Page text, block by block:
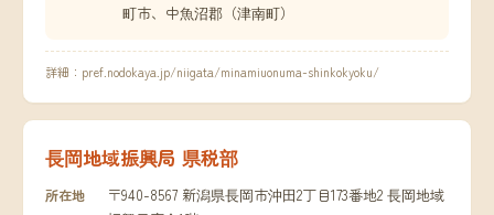
町市、中魚沼郡（津南町）
詳細： pref.nodokaya.jp/niigata/minamiuonuma-shinkokyoku/
長岡地域振興局 県税部
所在地
〒940-8567 新潟県長岡市沖田2丁目173番地2 長岡地域